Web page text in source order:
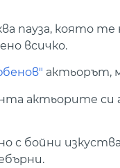
пауза, която
всичко.
актьорът,
актьорите
с бойни